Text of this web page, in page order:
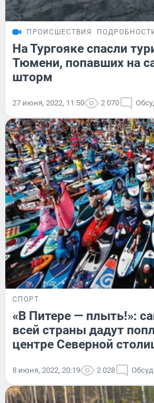
ПРОИСШЕСТВИЯ
На Тургояке спасли
Тюмени, попавших на
шторм
27 июня, 2022, 11:50 2 070
СПОРТ
«В Питере — плыть!»:
всей страны дадут
центре Северной
8 июня, 2022, 20:19 2 028